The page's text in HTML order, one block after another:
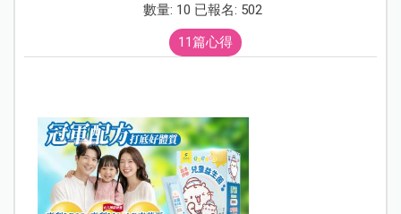
數量: 10 已報名: 502
11篇心得